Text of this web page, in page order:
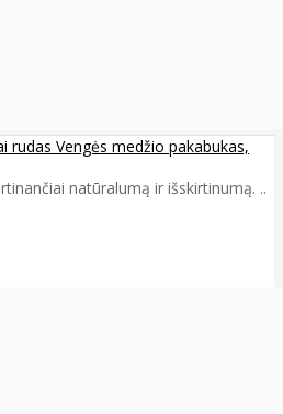
rudas Vengės medžio pakabukas,
natūralumą ir išskirtinumą. ..